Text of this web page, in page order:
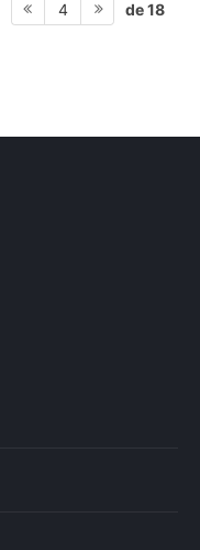
4 de 18